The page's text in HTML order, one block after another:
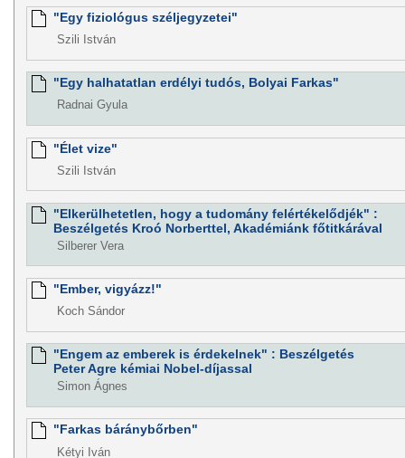
"Egy fiziológus széljegyzetei"
Szili István
"Egy halhatatlan erdélyi tudós, Bolyai Farkas"
Radnai Gyula
"Élet vize"
Szili István
"Elkerülhetetlen, hogy a tudomány felértékelődjék" :
Beszélgetés Kroó Norberttel, Akadémiánk főtitkárával
Silberer Vera
"Ember, vigyázz!"
Koch Sándor
"Engem az emberek is érdekelnek" : Beszélgetés
Peter Agre kémiai Nobel-díjassal
Simon Ágnes
"Farkas báránybőrben"
Kétyi Iván